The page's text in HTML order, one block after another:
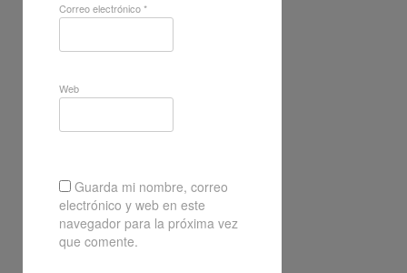
Correo electrónico*
Web
Guarda mi nombre, correo
electrónico y web en este
navegador para la próxima vez
que comente.